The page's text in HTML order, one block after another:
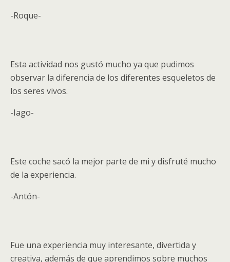
-Roque-
Esta actividad nos gustó mucho ya que pudimos
observar la diferencia de los diferentes esqueletos de
los seres vivos.
-Iago-
Este coche sacó la mejor parte de mi y disfruté mucho
de la experiencia.
-Antón-
Fue una experiencia muy interesante, divertida y
creativa, además de que aprendimos sobre muchos